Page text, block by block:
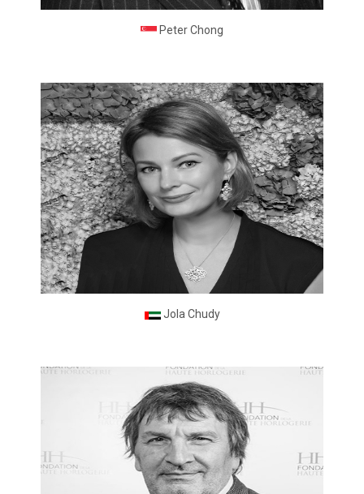
Peter Chong
Jola Chudy